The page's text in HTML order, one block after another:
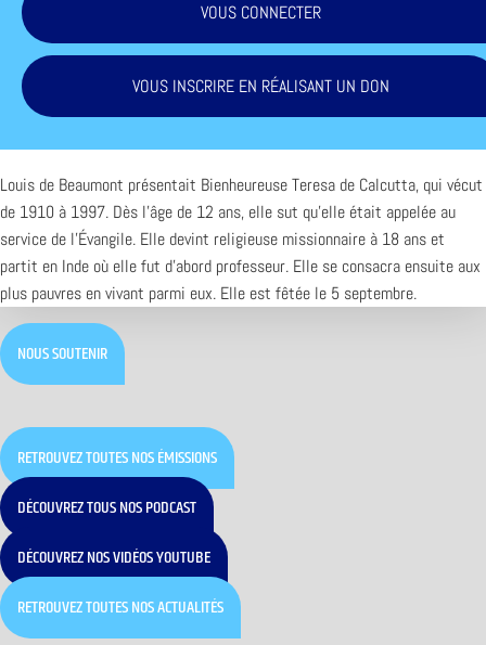
VOUS CONNECTER
VOUS INSCRIRE EN RÉALISANT UN DON
Louis de Beaumont présentait Bienheureuse Teresa de Calcutta, qui vécut
de 1910 à 1997. Dès l’âge de 12 ans, elle sut qu’elle était appelée au
service de l’Évangile. Elle devint religieuse missionnaire à 18 ans et
partit en Inde où elle fut d’abord professeur. Elle se consacra ensuite aux
plus pauvres en vivant parmi eux. Elle est fêtée le 5 septembre.
NOUS SOUTENIR
RETROUVEZ TOUTES NOS ÉMISSIONS
DÉCOUVREZ TOUS NOS PODCAST
DÉCOUVREZ NOS VIDÉOS YOUTUBE
RETROUVEZ TOUTES NOS ACTUALITÉS